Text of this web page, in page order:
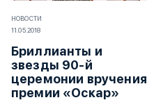
НОВОСТИ
11.05.2018
Бриллианты и
звезды 90-й
церемонии вручения
премии «Оскар»